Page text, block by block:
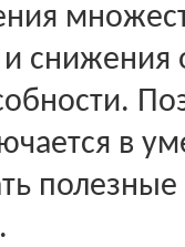
снижения
в